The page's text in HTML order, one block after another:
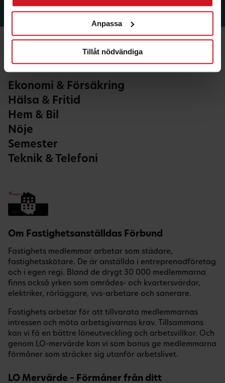
Anpassa
Tillåt nödvändiga
Ekonomi & Försäkring
Hälsa & Fritid
Hem & Bil
Nöje
Semester
Teknik & Telefoni
Om Fastighetsanställdas Förbund
Fastighets medlemmar arbetar som städare,
fastighetsskötare. De är anställda i entreprenadföretag
och i egen regi. Bland de drygt 30 000 medlemmarna
finns också yrken som områdes- och kvartersvärdar,
elektriker, rörläggare, vvs-arbetare och sanerare.
Fastighets arbetar för att tillvarata medlemmarnas
intressen och möta arbetsgivarnas krav. Tillsammans
kan vi få en bättre löneutveckling och arbetsvillkor. Och
genom LO-mervärde kan vi som bonus ge medlemmarna
förmåner som sträcker sig utanför arbetslivet.
LO Mervärde – Förmåner från ditt